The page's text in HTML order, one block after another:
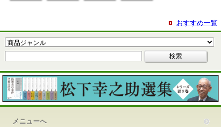
おすすめ一覧
メニューへ